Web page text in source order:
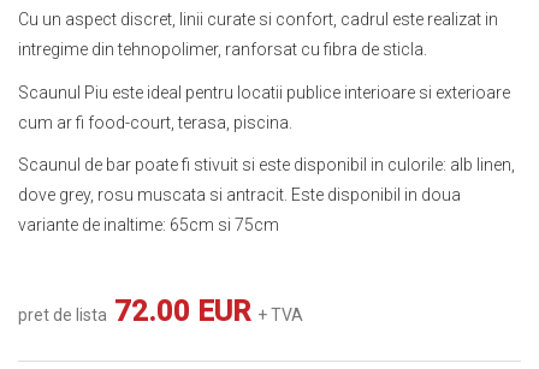
Cu un aspect discret, linii curate si confort, cadrul este realizat in
intregime din tehnopolimer, ranforsat cu fibra de sticla.
Scaunul Piu este ideal pentru locatii publice interioare si exterioare
cum ar fi food-court, terasa, piscina.
Scaunul de bar poate fi stivuit si este disponibil in culorile: alb linen,
dove grey, rosu muscata si antracit. Este disponibil in doua
variante de inaltime: 65cm si 75cm
pret de lista 72.00 EUR + TVA
images
gallery